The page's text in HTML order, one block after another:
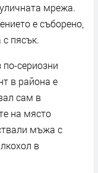
мрежа.
е съборено,
с пясък.
сериозни
в района е
сам в
на място
мъжа с
в